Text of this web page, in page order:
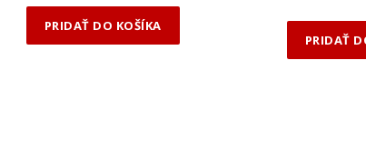
PRIDAŤ DO KOŠÍKA
PRIDAŤ